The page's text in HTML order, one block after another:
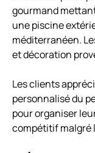
gourmand
une piscine
méditerranéen.
et décoration
Les clients
personnalisé du
pour organiser
compétitif malgré